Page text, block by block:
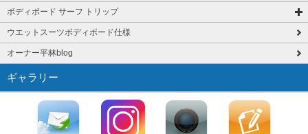
ボディボード サーフ トリップ
ウエットスーツボディボード仕様
オーナー平林blog
ギャラリー